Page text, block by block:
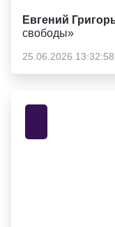
Евгений
свободы»
25.06.2026 13:32:58